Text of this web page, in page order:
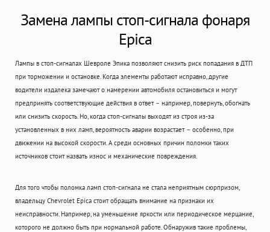
Замена лампы стоп-сигнала фонаря
Epica
Лампы в стоп-сигналах Шевроле Эпика позволяют снизить риск попадания в ДТП
при торможении и остановке. Когда элементы работают исправно, другие
водители издалека замечают о намерении автомобиля остановиться и могут
предпринять соответствующие действия в ответ – например, повернуть, обогнать
или снизить скорость. Но, когда стоп-сигналы выходят из строя из-за
установленных в них ламп, вероятность аварии возрастает – особенно, при
движении на высокой скорости. А среди основных причин поломки таких
источников стоит назвать износ и механические повреждения.
Для того чтобы поломка ламп стоп-сигнала не стала неприятным сюрпризом,
владельцу Chevrolet Epica стоит обращать внимание на признаки их
неисправности. Например, на уменьшение яркости или периодическое мерцание,
которого не должно быть при нормальной работе. Обнаружив такие проблемы,